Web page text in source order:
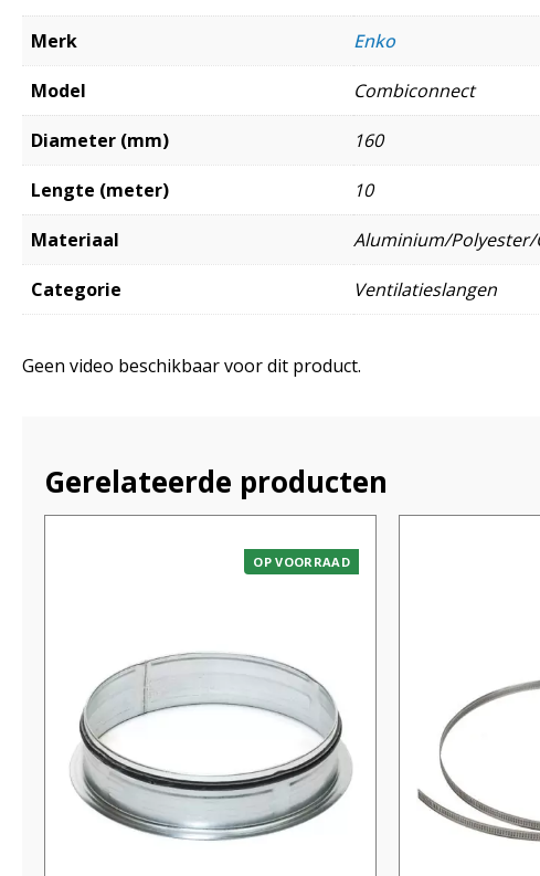
Merk Enko
Model Combiconnect
Diameter (mm) 160
Lengte (meter) 10
Materiaal Aluminium/Polyester/
Categorie Ventilatieslangen
Geen video beschikbaar voor dit product.
Gerelateerde producten
OP VOORRAAD